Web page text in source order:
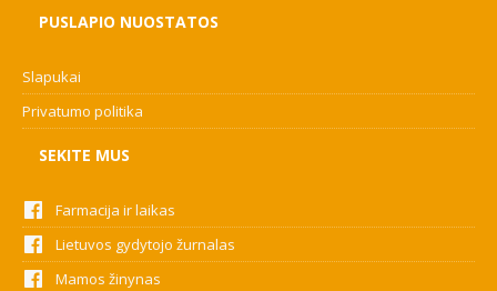
PUSLAPIO NUOSTATOS
Slapukai
Privatumo politika
SEKITE MUS
Farmacija ir laikas
Lietuvos gydytojo žurnalas
Mamos žinynas